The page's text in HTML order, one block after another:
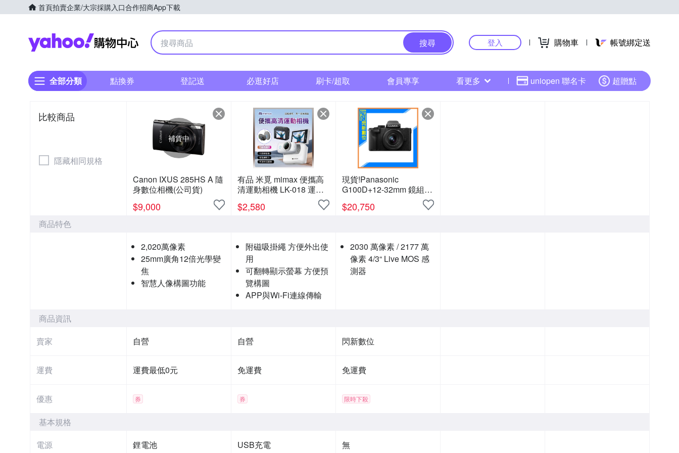
首頁拍賣企業/大宗採購入口合作招商App下載
Yahoo購物中心
搜尋 登入 購物車 帳號綁定送
全部分類 點換券 登記送 必逛好店 刷卡/超取 會員專享 看更多 uniopen 聯名卡 超贈點
比較商品
隱藏相同規格
補貨中
Canon IXUS 285HS A 隨
身數位相機(公司貨)
$9,000
有品 米覓 mimax 便攜高
清運動相機 LK-018 運動
相機 迷你相機 微型相機
APP與Wi-Fi連線
$2,580
現貨!Panasonic
G100D+12-32mm 鏡組
貨)G100
$20,750
商品特色
2,020萬像素
25mm廣角12倍光學變
焦
智慧人像構圖功能
附磁吸掛繩 方便外出使
用
可翻轉顯示螢幕 方便預
覽構圖
APP與Wi-Fi連線傳輸
2030 萬像素 / 2177 萬
像素 4/3“ Live MOS 感
測器
商品資訊
賣家
自營 自營 閃新數位
運費 運費最低0元 免運費 免運費
優惠 券 券 限時下殺
基本規格
電源
鋰電池 USB充電 無